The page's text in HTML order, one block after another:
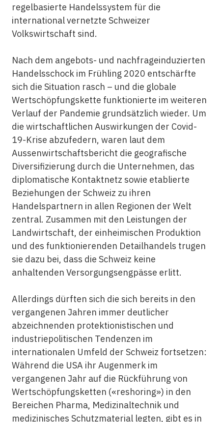
regelbasierte Handelssystem für die
international vernetzte Schweizer
Volkswirtschaft sind.
Nach dem angebots- und nachfrageinduzierten
Handelsschock im Frühling 2020 entschärfte
sich die Situation rasch – und die globale
Wertschöpfungskette funktionierte im weiteren
Verlauf der Pandemie grundsätzlich wieder. Um
die wirtschaftlichen Auswirkungen der Covid-
19-Krise abzufedern, waren laut dem
Aussenwirtschaftsbericht die geografische
Diversifizierung durch die Unternehmen, das
diplomatische Kontaktnetz sowie etablierte
Beziehungen der Schweiz zu ihren
Handelspartnern in allen Regionen der Welt
zentral. Zusammen mit den Leistungen der
Landwirtschaft, der einheimischen Produktion
und des funktionierenden Detailhandels trugen
sie dazu bei, dass die Schweiz keine
anhaltenden Versorgungsengpässe erlitt.
Allerdings dürften sich die sich bereits in den
vergangenen Jahren immer deutlicher
abzeichnenden protektionistischen und
industriepolitischen Tendenzen im
internationalen Umfeld der Schweiz fortsetzen:
Während die USA ihr Augenmerk im
vergangenen Jahr auf die Rückführung von
Wertschöpfungsketten («reshoring») in den
Bereichen Pharma, Medizinaltechnik und
medizinisches Schutzmaterial legten, gibt es in